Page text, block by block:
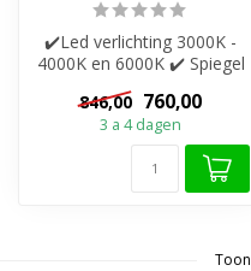
✔️Led verlichting 3000K -
4000K en 6000K ✔️ Spiegel
verwarming ✔️Touche
bedienin...
846,00 760,00
3 a 4 dagen
Toon